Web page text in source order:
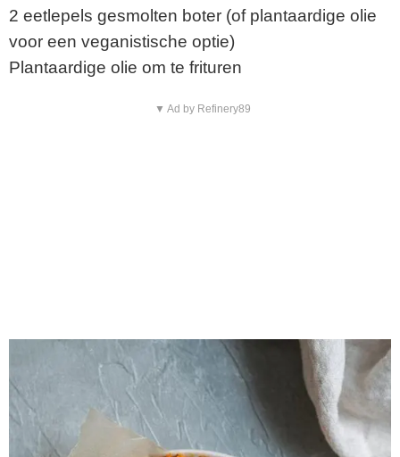
2 eetlepels gesmolten boter (of plantaardige olie
voor een veganistische optie)
Plantaardige olie om te frituren
▼ Ad by Refinery89